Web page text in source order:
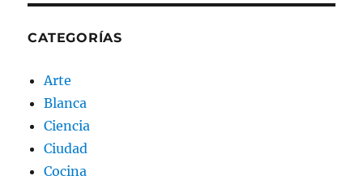
CATEGORÍAS
Arte
Blanca
Ciencia
Ciudad
Cocina